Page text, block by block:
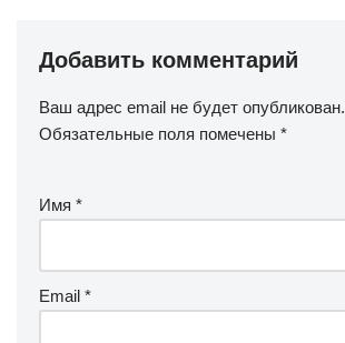
Добавить комментарий
Ваш адрес email не будет опубликован.
Обязательные поля помечены *
Имя *
Email *